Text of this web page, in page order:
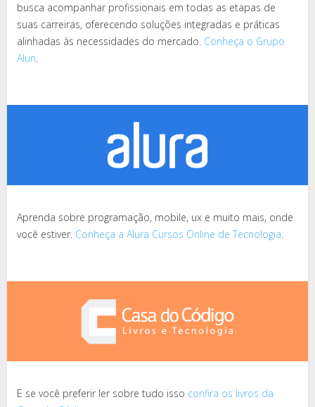
busca acompanhar profissionais em todas as etapas de
suas carreiras, oferecendo soluções integradas e práticas
alinhadas às necessidades do mercado. Conheça o Grupo
Alun.
Aprenda sobre programação, mobile, ux e muito mais, onde
você estiver. Conheça a Alura Cursos Online de Tecnologia.
E se você preferir ler sobre tudo isso confira os livros da